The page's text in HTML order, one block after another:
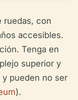
ruedas, con
accesibles.
Tenga en
superior y
y pueden no ser
).